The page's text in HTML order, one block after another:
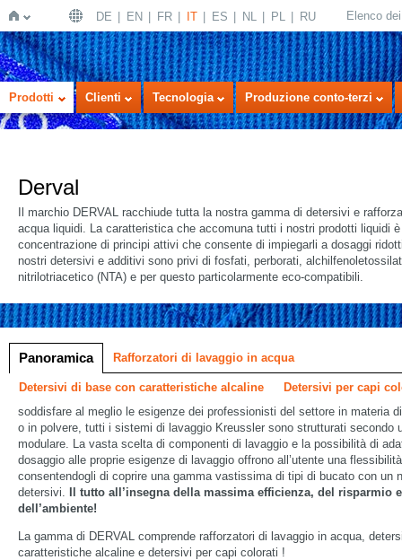
Home
DE EN FR IT ES NL PL RU Elenco
Prodotti Clienti Tecnologia Produzione conto-terzi
Derval
Il marchio DERVAL racchiude tutta la nostra gamma di detersivi e
acqua liquidi. La caratteristica che accomuna tutti i nostri prodotti liquidi è
concentrazione di principi attivi che consente di impiegarli a dosaggi
nostri detersivi e additivi sono privi di fosfati, perborati,
nitrilotriacetico (NTA) e per questo particolarmente eco-compatibili.
Panoramica Rafforzatori di lavaggio in acqua
Detersivi di base con caratteristiche alcaline
Detersivi per capi
soddisfare al meglio le esigenze dei professionisti del settore in materia
o in polvere, tutti i sistemi di lavaggio Kreussler sono strutturati secondo
modulare. La vasta scelta di componenti di lavaggio e la possibilità di
dosaggio alle proprie esigenze di lavaggio offrono all’utente una
consentendogli di coprire una gamma vastissima di tipi di bucato con un
detersivi.
Il tutto all’insegna della massima efficienza, del risparmio
dell’ambiente!
La gamma di DERVAL comprende rafforzatori di lavaggio in acqua,
caratteristiche alcaline e detersivi per capi colorati !
icone
a elenco